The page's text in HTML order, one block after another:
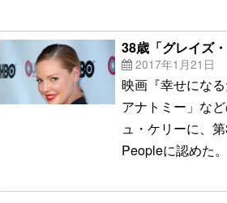
38歳「グレイズ
2017年1月21日
映画『幸せにな
アナトミー」な
ュ・ケリーに、
Peopleに認めた。